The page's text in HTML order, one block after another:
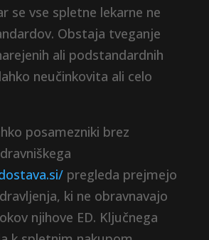
se vse spletne lekarne ne
Obstaja tveganje
ali podstandardnih
neučinkovita ali celo
posamezniki brez
pregleda prejmejo
ki ne obravnavajo
njihove ED. Ključnega